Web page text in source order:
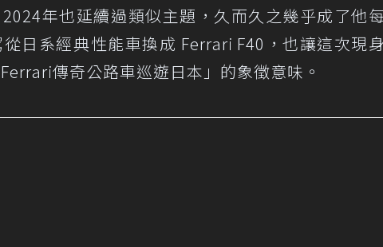
年也延續過類似主題，久而久之幾乎成了他
日系經典性能車換成 Ferrari F40，也讓這次現
傳奇公路車巡遊日本」的象徵意味。